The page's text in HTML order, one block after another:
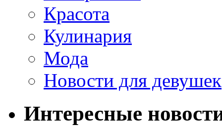
Красота
Кулинария
Мода
Новости для девушек
Интересные